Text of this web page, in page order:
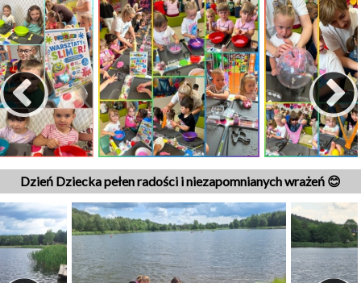
Dzień Dziecka pełen radości i niezapomnianych wrażeń 😊